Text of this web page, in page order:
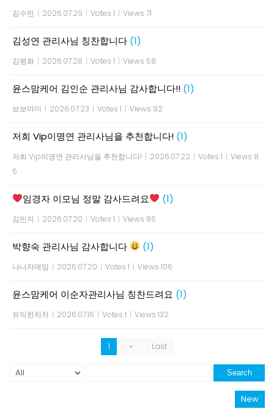
김수민 | 2026.07.29 | Votes 1 | Views 71
김성연 관리사님 칭찬합니다 (1)
김평화 | 2026.07.28 | Votes 1 | Views 58
윤스맘케어 김인순 관리사님 감사합니다!! (1)
보보마미 | 2026.07.23 | Votes 1 | Views 92
저희 Vip이명연 관리사님을 추천합니다! (1)
저희 Vip이명연 관리사님을 추천합니다! | 2026.07.22 | Votes 1 | Views 8
6
임경자 이모님 정말 감사드려요 (1)
김민지 | 2026.07.20 | Votes 1 | Views 86
박향숙 관리사님 감사합니다 (1)
나나자매맘 | 2026.07.20 | Votes 1 | Views 106
윤스맘케어 이순자관리사님 칭찬드려요 (1)
유익한차차 | 2026.07.16 | Votes 1 | Views 132
1 » Last
Search
New